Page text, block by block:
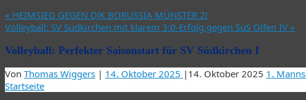
« HEIMSIEG GEGEN DJK BORUSSIA MÜNSTER 2!
Volleyball: SV Südkirchen mit klarem 3:0-Erfolg gegen SuS Olfen IV »
Volleyball: Perfekter Saisonstart für SV Südkirchen I
Von Thomas Wiggers | 14. Oktober 2025 | 14. Oktober 2025 1.
Startseite